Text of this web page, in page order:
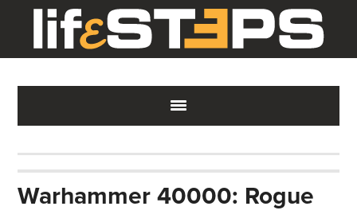
main
content
primary
sidebar
footer
Warhammer 40000: Rogue